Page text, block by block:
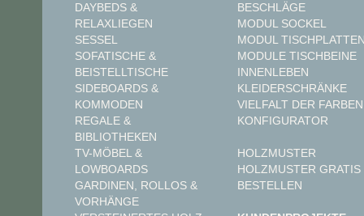
DAYBEDS &
RELAXLIEGEN
SESSEL
SOFATISCHE &
BEISTELLTISCHE
SIDEBOARDS &
KOMMODEN
REGALE &
BIBLIOTHEKEN
TV-MÖBEL &
LOWBOARDS
GARDINEN, ROLLOS &
VORHÄNGE
BESCHLÄGE
MODUL SOCKEL
MODUL
MODULE TISCHBEINE
INNENLEBEN
KLEIDERSCHRÄNKE
VIELFALT DER FARBEN
KONFIGURATOR
HOLZMUSTER
HOLZMUSTER GRATIS
BESTELLEN